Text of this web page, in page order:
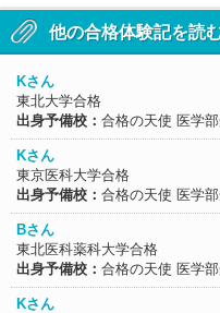
他の合格体験記を読
Kさん
東北大学合格
出身予備校： 合格の天使 医学
Kさん
東京医科大学合格
出身予備校： 合格の天使 医学
Bさん
東北医科薬科大学合格
出身予備校： 合格の天使 医学
Kさん